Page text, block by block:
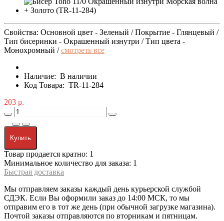
Свойства: Основной цвет - Зеленый / Покрытие - Глянцевый /
Тип бисеринки - Окрашенный изнутри / Тип цвета -
Монохромный /смотреть все
Наличие: В наличии
Код Товара: TR-11-284
203 р.
Купить
Товар продается кратно: 1
Минимальное количество для заказа: 1
Быстрая доставка
Мы отправляем заказы каждый день курьерской службой
СДЭК. Если Вы оформили заказ до 14:00 МСК, то мы
отправим его в тот же день (при обычной загрузке магазина).
Почтой заказы отправляются по вторникам и пятницам.